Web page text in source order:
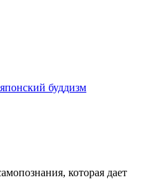
буддизм
которая дает